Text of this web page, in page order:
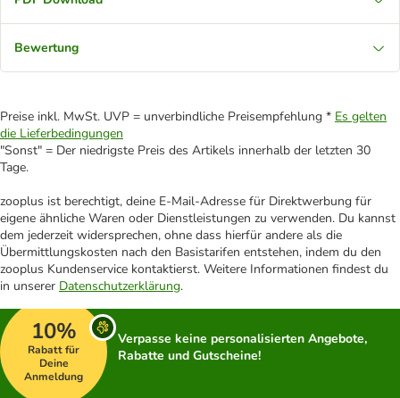
Bewertung
Preise inkl. MwSt. UVP = unverbindliche Preisempfehlung * Es gelten
die Lieferbedingungen
"Sonst" = Der niedrigste Preis des Artikels innerhalb der letzten 30
Tage.
zooplus ist berechtigt, deine E-Mail-Adresse für Direktwerbung für
eigene ähnliche Waren oder Dienstleistungen zu verwenden. Du kannst
dem jederzeit widersprechen, ohne dass hierfür andere als die
Übermittlungskosten nach den Basistarifen entstehen, indem du den
zooplus Kundenservice kontaktierst. Weitere Informationen findest du
in unserer Datenschutzerklärung.
10%
Rabatt für
Deine
Anmeldung
Verpasse keine personalisierten Angebote,
Rabatte und Gutscheine!